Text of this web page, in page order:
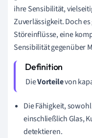
ihre Sensibilität,
Zuverlässigkeit. Doch
Störeinflüsse, eine
Sensibilität gegenüber
DieVorteilevon
Die Fähigkeit,
einschließlich Glas,
detektieren.